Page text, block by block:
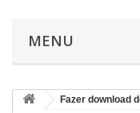
MENU
Fazer download